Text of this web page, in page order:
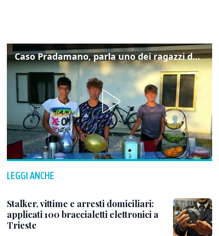
Caso Pradamano, parla uno dei ragazzi denunciati per la limonata: "Volevo anche aiutare i miei"
LEGGI ANCHE
Stalker, vittime e arresti domiciliari:
applicati 100 braccialetti elettronici a
Trieste